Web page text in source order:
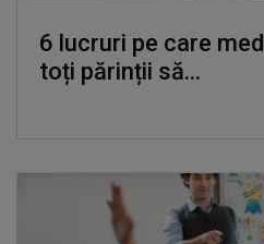
6 lucruri pe care
toți părinții să...